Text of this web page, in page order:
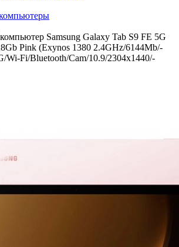
Samsung Galaxy Tab S9 FE 5G
Pink (Exynos 1380 2.4GHz/­6144Mb/­
­Wi-Fi/­Bluetooth/­Cam/­10.9/­2304x1440/­